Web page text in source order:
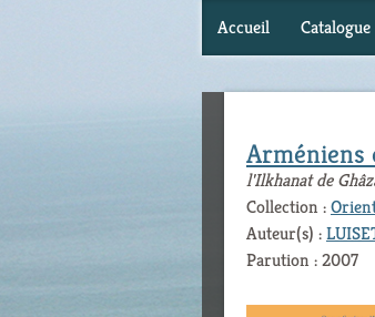
Accueil Catalogue
Arméniens
l'Ilkhanat de
Collection :
Auteur(s) :
Parution : 2007